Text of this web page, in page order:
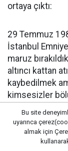
ortaya çıktı:
29 Temmuz
İstanbul
maruz
altıncı kattan
kaybedilmek
kimsesizler
gömülmüştü.
'DOSYA
Bu site
uyarınca
almak için